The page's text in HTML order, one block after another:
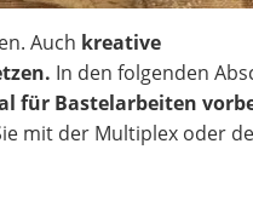
Auch kreative
In den folgenden
für Bastelarbeiten
mit der Multiplex oder